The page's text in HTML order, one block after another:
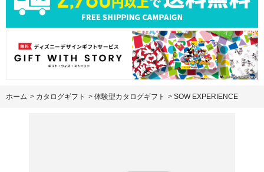
ホーム > カタログギフト > 体験型カタログギフト > SOW EXPERIENCE